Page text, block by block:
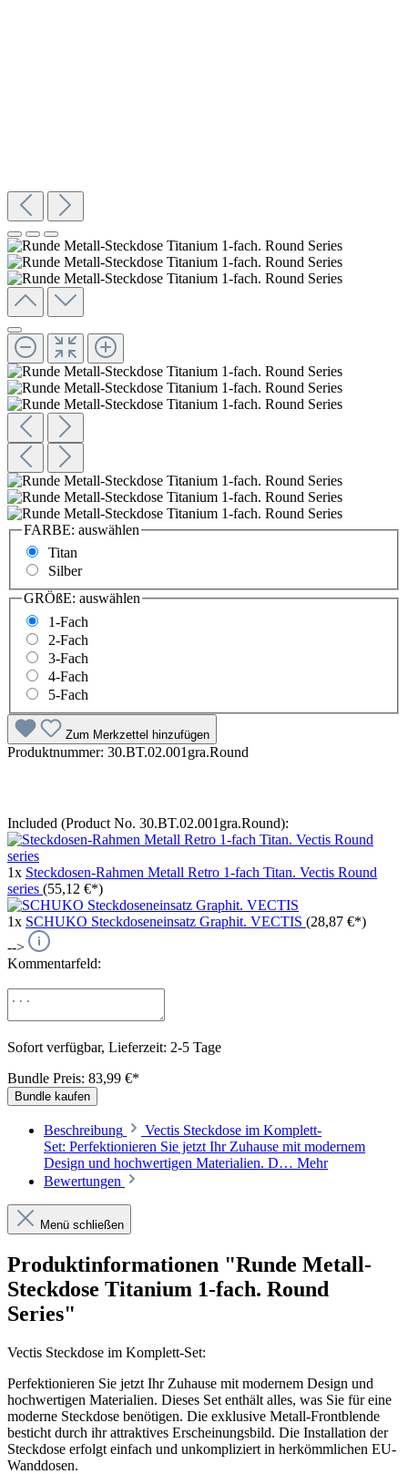
FARBE: auswählen
Titan
Silber
GRÖßE: auswählen
1-Fach
2-Fach
3-Fach
4-Fach
5-Fach
Zum Merkzettel hinzufügen
Produktnummer: 30.BT.02.001gra.Round
Included (Product No. 30.BT.02.001gra.Round):
1x Steckdosen-Rahmen Metall Retro 1-fach Titan. Vectis Round
series (55,12 €*)
1x SCHUKO Steckdoseneinsatz Graphit. VECTIS (28,87 €*)
-->
Kommentarfeld:
Sofort verfügbar, Lieferzeit: 2-5 Tage
Bundle Preis: 83,99 €*
Bundle kaufen
Beschreibung
Vectis Steckdose im Komplett-
Set: Perfektionieren Sie jetzt Ihr Zuhause mit modernem
Design und hochwertigen Materialien. D… Mehr
Bewertungen
Menü schließen
Produktinformationen "Runde Metall-
Steckdose Titanium 1-fach. Round
Series"
Vectis Steckdose im Komplett-Set:
Perfektionieren Sie jetzt Ihr Zuhause mit modernem Design und
hochwertigen Materialien. Dieses Set enthält alles, was Sie für eine
moderne Steckdose benötigen. Die exklusive Metall-Frontblende
besticht durch ihr attraktives Erscheinungsbild. Die Installation der
Steckdose erfolgt einfach und unkompliziert in herkömmlichen EU-
Wanddosen.